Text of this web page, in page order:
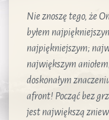
Nie znoszę tego, że
byłem
najpiękniejszym;
największym
doskonałym
afront! Począć bez
jest największą